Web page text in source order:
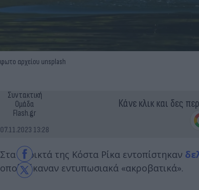
φωτο αρχείου unsplash
Συντακτική
Ομάδα
Flash.gr
07.11.2023 13:28
Κάνε κλικ και δες
Στα ανοικτά της Κόστα Ρίκα εντοπίστηκαν
οποία έκαναν εντυπωσιακά «ακροβατικά».